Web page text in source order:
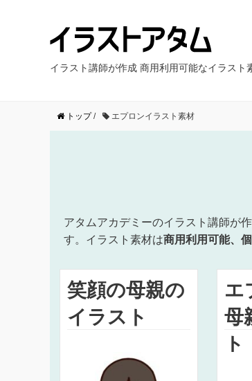
イラスト講師が作成 商用利用可能なイラスト
トップ/ エプロンイラスト素材
アタムアカデミーのイラスト講師が
す。イラスト素材は商用利用可能、
笑顔の母親の
イラスト
エ
母
ト